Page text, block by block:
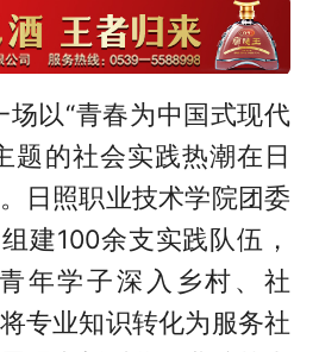
以“青春为中国式现代
题的社会实践热潮在日
日照职业技术学院团委
建100余支实践队伍，
年学子深入乡村、社
专业知识转化为服务社